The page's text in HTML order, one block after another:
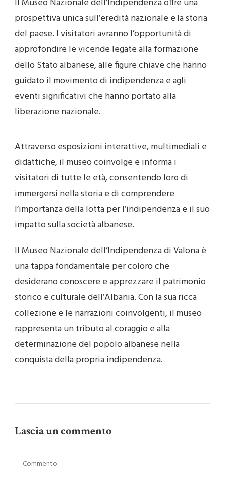
prospettiva unica sull’eredità nazionale e la storia
del paese. I visitatori avranno l’opportunità di
approfondire le vicende legate alla formazione
dello Stato albanese, alle figure chiave che hanno
guidato il movimento di indipendenza e agli
eventi significativi che hanno portato alla
liberazione nazionale.
Attraverso esposizioni interattive, multimediali e
didattiche, il museo coinvolge e informa i
visitatori di tutte le età, consentendo loro di
immergersi nella storia e di comprendere
l’importanza della lotta per l’indipendenza e il suo
impatto sulla società albanese.
Il Museo Nazionale dell’Indipendenza di Valona è
una tappa fondamentale per coloro che
desiderano conoscere e apprezzare il patrimonio
storico e culturale dell’Albania. Con la sua ricca
collezione e le narrazioni coinvolgenti, il museo
rappresenta un tributo al coraggio e alla
determinazione del popolo albanese nella
conquista della propria indipendenza.
Lascia un commento